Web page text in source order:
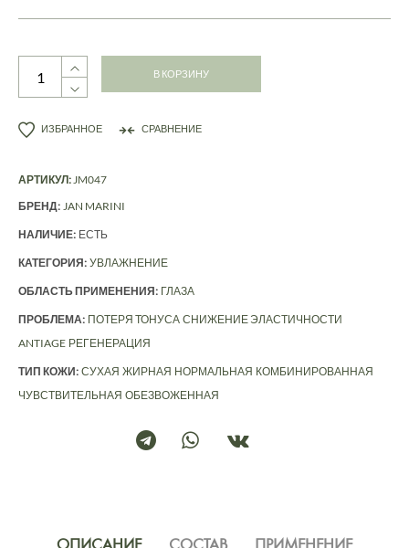
В КОРЗИНУ
ИЗБРАННОЕ СРАВНЕНИЕ
АРТИКУЛ:JM047
БРЕНД: JAN MARINI
НАЛИЧИЕ: ЕСТЬ
КАТЕГОРИЯ: УВЛАЖНЕНИЕ
ОБЛАСТЬ ПРИМЕНЕНИЯ: ГЛАЗА
ПРОБЛЕМА: ПОТЕРЯ ТОНУСА СНИЖЕНИЕ ЭЛАСТИЧНОСТИ
ANTIAGE РЕГЕНЕРАЦИЯ
ТИП КОЖИ: СУХАЯ ЖИРНАЯ НОРМАЛЬНАЯ КОМБИНИРОВАННАЯ
ЧУВСТВИТЕЛЬНАЯ ОБЕЗВОЖЕННАЯ